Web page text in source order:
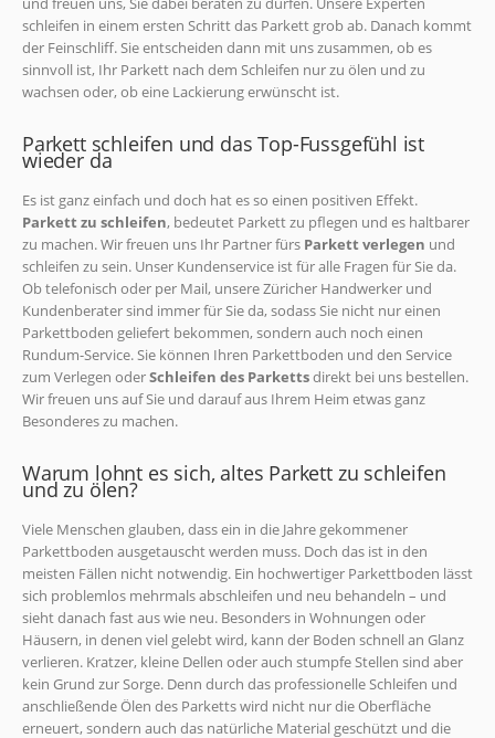
schleifen in einem ersten Schritt das Parkett grob ab. Danach kommt
der Feinschliff. Sie entscheiden dann mit uns zusammen, ob es
sinnvoll ist, Ihr Parkett nach dem Schleifen nur zu ölen und zu
wachsen oder, ob eine Lackierung erwünscht ist.
Parkett schleifen und das Top-Fussgefühl ist
wieder da
Es ist ganz einfach und doch hat es so einen positiven Effekt.
Parkett zu schleifen, bedeutet Parkett zu pflegen und es haltbarer
zu machen. Wir freuen uns Ihr Partner fürs Parkett verlegen und
schleifen zu sein. Unser Kundenservice ist für alle Fragen für Sie da.
Ob telefonisch oder per Mail, unsere Züricher Handwerker und
Kundenberater sind immer für Sie da, sodass Sie nicht nur einen
Parkettboden geliefert bekommen, sondern auch noch einen
Rundum-Service. Sie können Ihren Parkettboden und den Service
zum Verlegen oderSchleifen des Parkettsdirekt bei uns bestellen.
Wir freuen uns auf Sie und darauf aus Ihrem Heim etwas ganz
Besonderes zu machen.
Warum lohnt es sich, altes Parkett zu schleifen
und zu ölen?
Viele Menschen glauben, dass ein in die Jahre gekommener
Parkettboden ausgetauscht werden muss. Doch das ist in den
meisten Fällen nicht notwendig. Ein hochwertiger Parkettboden lässt
sich problemlos mehrmals abschleifen und neu behandeln – und
sieht danach fast aus wie neu. Besonders in Wohnungen oder
Häusern, in denen viel gelebt wird, kann der Boden schnell an Glanz
verlieren. Kratzer, kleine Dellen oder auch stumpfe Stellen sind aber
kein Grund zur Sorge. Denn durch das professionelle Schleifen und
anschließende Ölen des Parketts wird nicht nur die Oberfläche
erneuert, sondern auch das natürliche Material geschützt und die